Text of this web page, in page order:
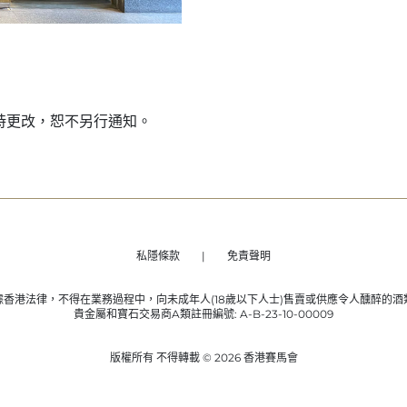
改，恕不另行通知。
私隱條款 免責聲明
香港法律，不得在業務過程中，向未成年人(18歲以下人士)售賣或供應令人醺醉的酒
貴金屬和寶石交易商A類註冊編號: A-B-23-10-00009
版權所有 不得轉載 © 2026 香港賽馬會